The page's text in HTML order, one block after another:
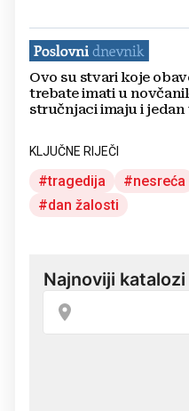
Ovo su stvari koje
trebate imati u
stručnjaci imaju i jedan
KLJUČNE RIJEČI
tragedija nesreća
dan žalosti